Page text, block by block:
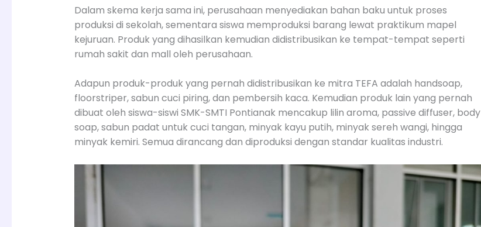
Dalam skema kerja sama ini, perusahaan menyediakan bahan baku untuk proses
produksi di sekolah, sementara siswa memproduksi barang lewat praktikum mapel
kejuruan. Produk yang dihasilkan kemudian didistribusikan ke tempat-tempat seperti
rumah sakit dan mall oleh perusahaan.
Adapun produk-produk yang pernah didistribusikan ke mitra TEFA adalah handsoap,
floorstriper, sabun cuci piring, dan pembersih kaca. Kemudian produk lain yang pernah
dibuat oleh siswa-siswi SMK-SMTI Pontianak mencakup lilin aroma, passive diffuser, body
soap, sabun padat untuk cuci tangan, minyak kayu putih, minyak sereh wangi, hingga
minyak kemiri. Semua dirancang dan diproduksi dengan standar kualitas industri.